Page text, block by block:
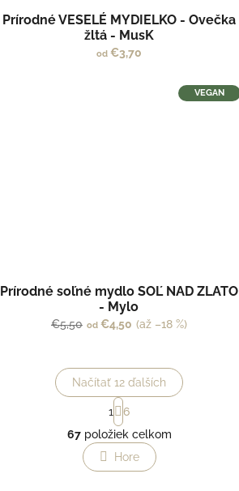
Prírodné VESELÉ MYDIELKO - Ovečka
žltá - MusK
od€3,70
VEGAN
Prírodné soľné mydlo SOĽ NAD ZLATO
- Mylo
€5,50 od€4,50 (až –18 %)
O
v
l
á
Načítať 12 ďalších
S
t
r
á
n
k
1
6
67položiek celkom
Hore